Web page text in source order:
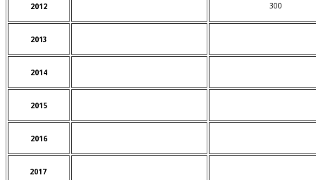
2012 300
2013
2014
2015
2016
2017